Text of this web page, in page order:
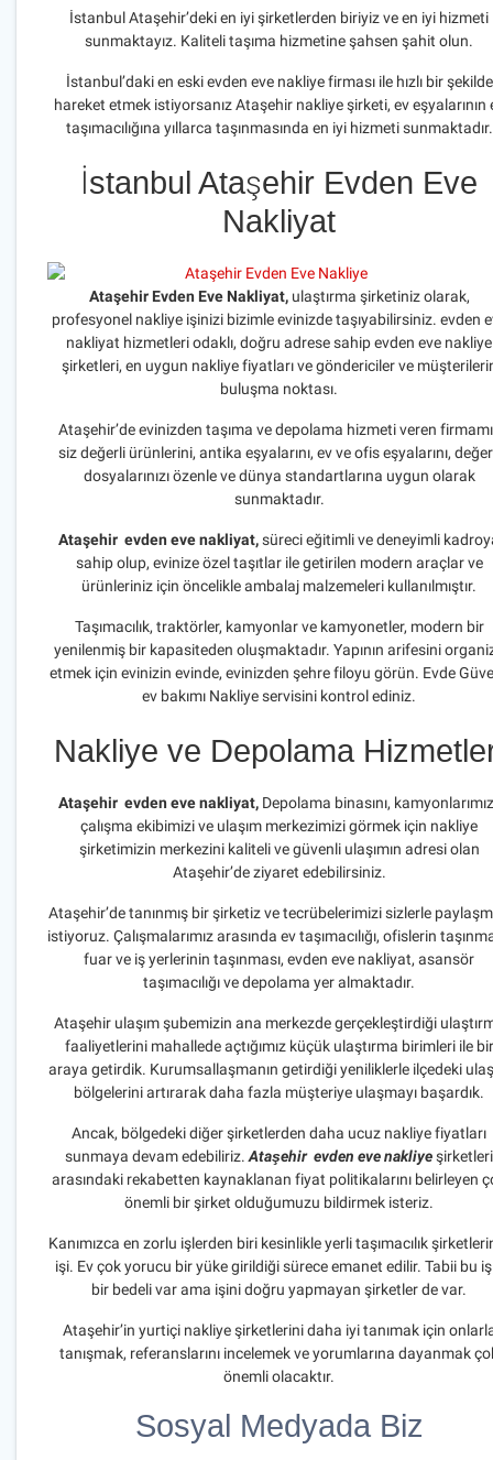
İstanbul Ataşehir’deki en iyi şirketlerden biriyiz ve en iyi hizmeti
sunmaktayız. Kaliteli taşıma hizmetine şahsen şahit olun.
İstanbul’daki en eski evden eve nakliye firması ile hızlı bir şekilde
hareket etmek istiyorsanız Ataşehir nakliye şirketi, ev eşyalarının
taşımacılığına yıllarca taşınmasında en iyi hizmeti sunmaktadır.
İstanbul Ataşehir Evden Eve
Nakliyat
Ataşehir Evden Eve Nakliyat,ulaştırma şirketiniz olarak,
profesyonel nakliye işinizi bizimle evinizde taşıyabilirsiniz. evden
nakliyat hizmetleri odaklı, doğru adrese sahip evden eve nakliye
şirketleri, en uygun nakliye fiyatları ve göndericiler ve
buluşma noktası.
Ataşehir’de evinizden taşıma ve depolama hizmeti veren
siz değerli ürünlerini, antika eşyalarını, ev ve ofis eşyalarını,
dosyalarınızı özenle ve dünya standartlarına uygun olarak
sunmaktadır.
Ataşehir evden eve nakliyat,süreci eğitimli ve deneyimli
sahip olup, evinize özel taşıtlar ile getirilen modern araçlar ve
ürünleriniz için öncelikle ambalaj malzemeleri kullanılmıştır.
Taşımacılık, traktörler, kamyonlar ve kamyonetler, modern bir
yenilenmiş bir kapasiteden oluşmaktadır. Yapının arifesini
etmek için evinizin evinde, evinizden şehre filoyu görün. Evde
ev bakımı Nakliye servisini kontrol ediniz.
Nakliye ve Depolama
Ataşehir evden eve nakliyat,Depolama binasını,
çalışma ekibimizi ve ulaşım merkezimizi görmek için nakliye
şirketimizin merkezini kaliteli ve güvenli ulaşımın adresi olan
Ataşehir’de ziyaret edebilirsiniz.
Ataşehir’de tanınmış bir şirketiz ve tecrübelerimizi sizlerle
istiyoruz. Çalışmalarımız arasında ev taşımacılığı, ofislerin
fuar ve iş yerlerinin taşınması, evden eve nakliyat, asansör
taşımacılığı ve depolama yer almaktadır.
Ataşehir ulaşım şubemizin ana merkezde gerçekleştirdiği
faaliyetlerini mahallede açtığımız küçük ulaştırma birimleri ile bir
araya getirdik. Kurumsallaşmanın getirdiği yeniliklerle ilçedeki
bölgelerini artırarak daha fazla müşteriye ulaşmayı başardık.
Ancak, bölgedeki diğer şirketlerden daha ucuz nakliye fiyatları
sunmaya devam edebiliriz. Ataşehir evden eve nakliyeşirketleri
arasındaki rekabetten kaynaklanan fiyat politikalarını belirleyen
önemli bir şirket olduğumuzu bildirmek isteriz.
Kanımızca en zorlu işlerden biri kesinlikle yerli taşımacılık
işi. Ev çok yorucu bir yüke girildiği sürece emanet edilir. Tabii bu
bir bedeli var ama işini doğru yapmayan şirketler de var.
Ataşehir’in yurtiçi nakliye şirketlerini daha iyi tanımak için
tanışmak, referanslarını incelemek ve yorumlarına dayanmak
önemli olacaktır.
Sosyal Medyada Biz